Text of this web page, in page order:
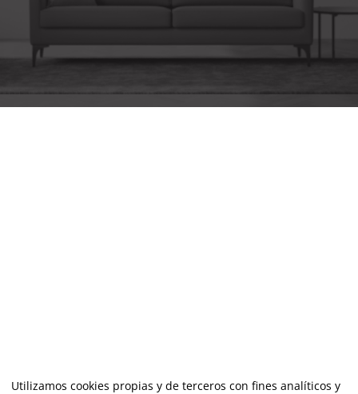
Utilizamos cookies propias y de terceros con fines analíticos y